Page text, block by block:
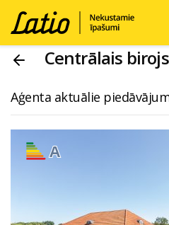
Centrālais birojs
Aģenta aktuālie
A